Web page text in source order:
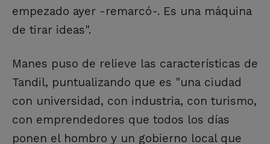
empezado ayer -remarcó-. Es una máquina
de tirar ideas".
Manes puso de relieve las características de
Tandil, puntualizando que es "una ciudad
con universidad, con industria, con turismo,
con emprendedores que todos los días
ponen el hombro y un gobierno local que